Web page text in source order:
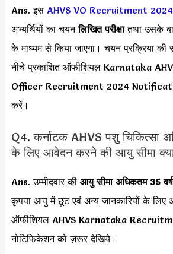
Ans. इस AHVS VO Recruitment 2024
अभ्यर्थियों का चयनलिखित परीक्षातथा उसके
के माध्यम से किया जाएगा। चयन प्रक्रिया की
नीचे प्रकाशित ऑफीशियल Karnataka
Officer Recruitment 2024
करें।
Q4. कर्नाटक AHVS पशु चिकित्सा
के लिए आवेदन करने की आयु सीमा
Ans. उम्मीदवार की आयु सीमा अधिकतम 35
कृपया आयु में छूट एवं अन्य जानकारियों के लिए
ऑफीशियल AHVS Karnataka
नोटिफिकेशन को ज़रूर देखिये।